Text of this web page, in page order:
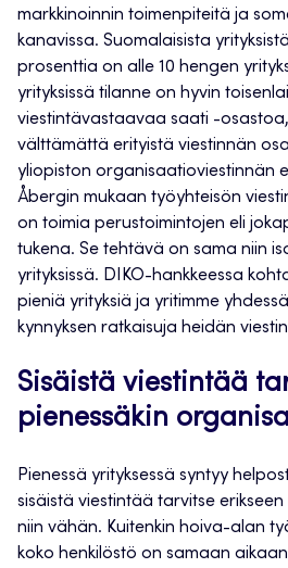
markkinoinnin toimenpiteitä ja
kanavissa. Suomalaisista
prosenttia on alle 10 hengen
yrityksissä tilanne on hyvin
viestintävastaavaa saati -
välttämättä erityistä viestinnän
yliopiston organisaatioviestinnän
Åbergin mukaan työyhteisön
on toimia perustoimintojen eli
tukena. Se tehtävä on sama niin
yrityksissä. DIKO-hankkeessa
pieniä yrityksiä ja yritimme
kynnyksen ratkaisuja heidän
Sisäistä viestintää
pienessäkin
Pienessä yrityksessä syntyy
sisäistä viestintää tarvitse
niin vähän. Kuitenkin hoiva-alan
koko henkilöstö on samaan